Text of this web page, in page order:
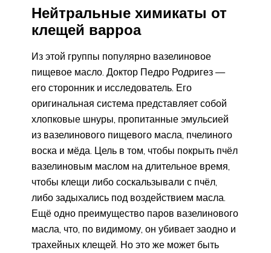
Нейтральные химикаты от
клещей варроа
Из этой группы популярно вазелиновое
пищевое масло. Доктор Педро Родригез —
его сторонник и исследователь. Его
оригинальная система представляет собой
хлопковые шнуры, пропитанные эмульсией
из вазелинового пищевого масла, пчелиного
воска и мёда. Цель в том, чтобы покрыть пчёл
вазелиновым маслом на длительное время,
чтобы клещи либо соскальзывали с пчёл,
либо задыхались под воздействием масла.
Ещё одно преимущество паров вазелинового
масла, что, по видимому, он убивает заодно и
трахейных клещей. Но это же может быть